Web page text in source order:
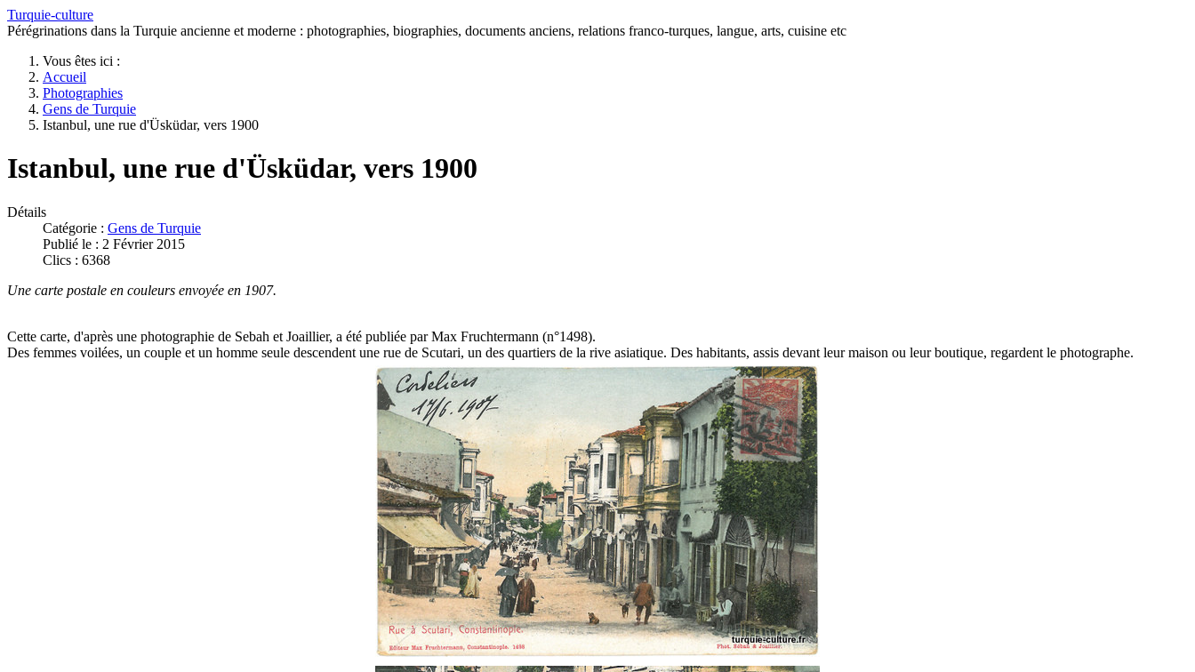
Turquie-culture
Pérégrinations dans la Turquie ancienne et moderne : photographies, biographies, documents anciens, relations franco-turques, langue, arts, cuisine etc
Vous êtes ici :
Accueil
Photographies
Gens de Turquie
Istanbul, une rue d'Üsküdar, vers 1900
Istanbul, une rue d'Üsküdar, vers 1900
Détails
Catégorie : Gens de Turquie
Publié le : 2 Février 2015
Clics : 6368
Une carte postale en couleurs envoyée en 1907.
Cette carte, d'après une photographie de Sebah et Joaillier, a été publiée par Max Fruchtermann (n°1498).
Des femmes voilées, un couple et un homme seule descendent une rue de Scutari, un des quartiers de la rive asiatique. Des habitants, assis devant leur maison ou leur boutique, regardent le photographe.